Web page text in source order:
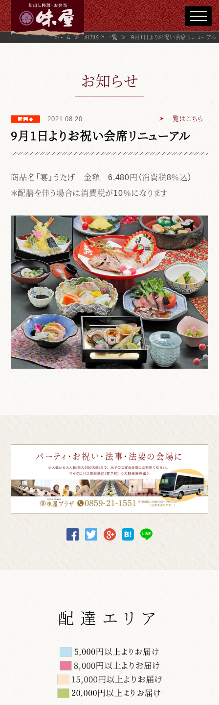
ホーム ≫ お知らせ一覧 ≫ 9月1日よりお祝い会席リニューアル
お知らせ
2021.08.20 一覧はこちら
9月1日よりお祝い会席リニューアル
商品名「宴」うたげ 金額 6,480円（消費税8％込）
＊配膳を伴う場合は消費税が10％になります
パーティ・お祝い・法事・法要の会場に
配達エリア